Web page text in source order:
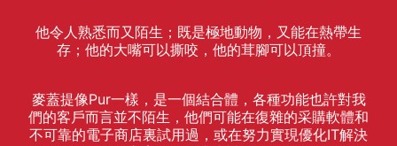
他令人熟悉而又陌生；既是極地動物，又能在熱帶生
存；他的大嘴可以撕咬，他的茸腳可以頂撞。
麥蓋提像Pur一樣，是一個結合體，各種功能也許對我
們的客戶而言並不陌生，他們可能在復雜的采購軟體和
不可靠的電子商店裏試用過，或在努力實現優化IT解決